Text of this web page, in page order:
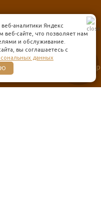
аналитики Яндекс
сайте, что позволяет нам
и обслуживание.
вы соглашаетесь с
данных